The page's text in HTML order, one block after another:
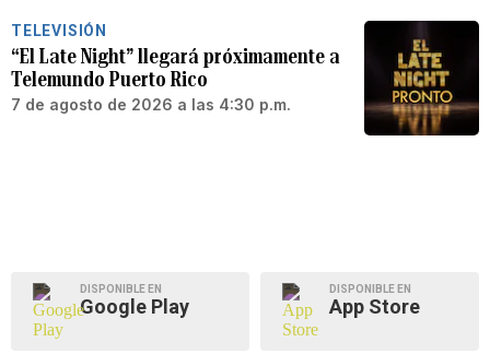
TELEVISIÓN
“El Late Night” llegará próximamente a
Telemundo Puerto Rico
7 de agosto de 2026 a las 4:30 p.m.
DISPONIBLE EN
Google Play
DISPONIBLE EN
App Store